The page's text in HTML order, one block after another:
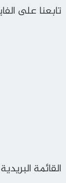
تابعنا على
القائمة البريدية